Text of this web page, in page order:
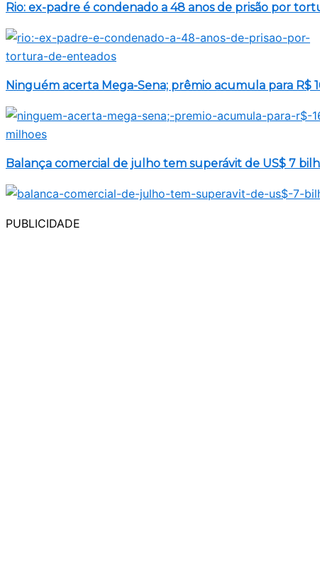
Rio: ex-padre é condenado a 48 anos de prisão por
Ninguém acerta Mega-Sena; prêmio acumula para R$
Balança comercial de julho tem superávit de US$ 7
PUBLICIDADE